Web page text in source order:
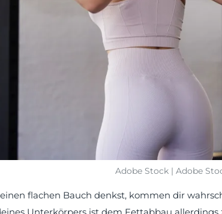
Adobe Stock | Adobe
flachen Bauch denkst, kommen dir
Unterkörpers ist dem Fettabbau allerdings